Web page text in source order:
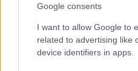
Google consents
I want to allow Google to
related to advertising like
device identifiers in apps.